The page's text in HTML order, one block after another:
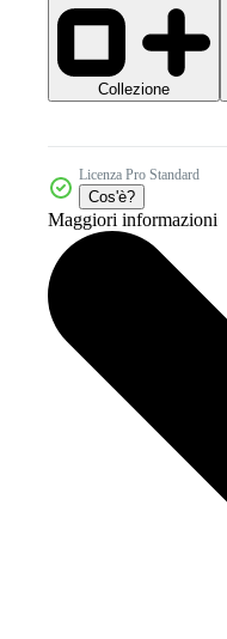
Collezione
Licenza Pro Standard
Cos'è?
Maggiori informazioni